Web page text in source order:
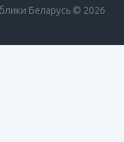
Беларусь © 2026